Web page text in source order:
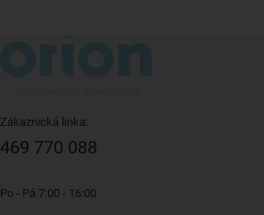
Zákaznická linka:
469 770 088
Po - Pá 7:00 - 16:00